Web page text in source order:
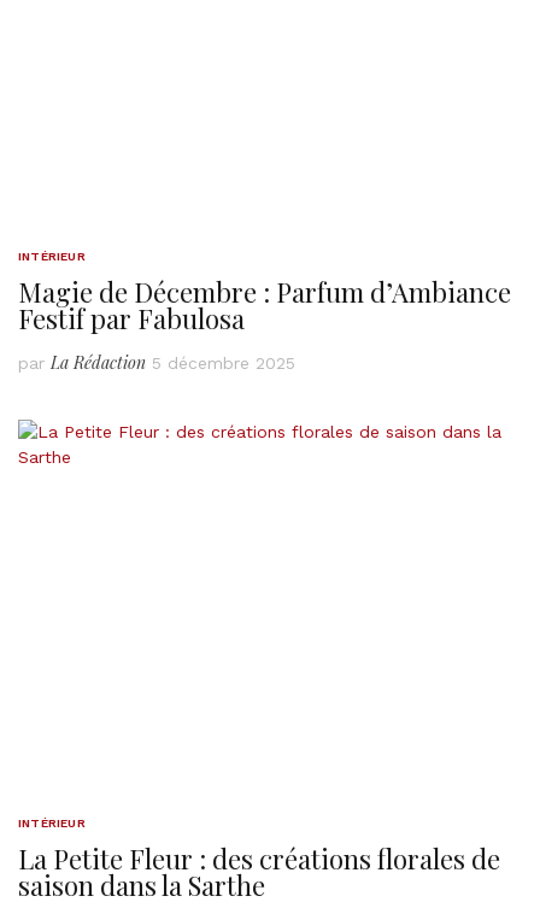
INTÉRIEUR
Magie de Décembre : Parfum d’Ambiance
Festif par Fabulosa
par La Rédaction 5 décembre 2025
INTÉRIEUR
La Petite Fleur : des créations florales de
saison dans la Sarthe